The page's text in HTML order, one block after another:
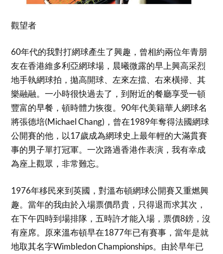
觀望者
60年代的我對打網球產生了興趣，曾相約兩位年青朋
友在香港維多利亞網球場，晨曦微露的早上興高采烈
地手執網球拍，拋高開球、左來左擋、右來橫掃、其
樂融融。一小時很快過去了，到附近的餐廳享受一頓
豐富的早餐，頓時體力恢復。90年代美籍華人網球名
將張德培(Michael Chang)，曾在1989年奪得法國網球
公開賽的他，以17歲成為網球史上最年輕的大滿貫賽
事的男子單打冠軍。一次路過香港作表演，我有幸成
為座上觀眾，非常難忘。
1976年移民來到英國，對溫布頓網球公開賽又重燃興
趣。當年的我由於入場票價昂貴，只得退而求其次，
在下午四時到場排隊，五時許才能入場，票價8鎊，沒
有座席。原來溫布頓早在1877年已有賽事，當年是就
地取其名字Wimbledon Championships。由於早年已